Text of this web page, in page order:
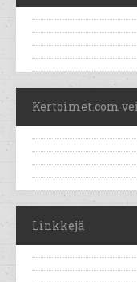
Kertoimet.com
Linkkejä